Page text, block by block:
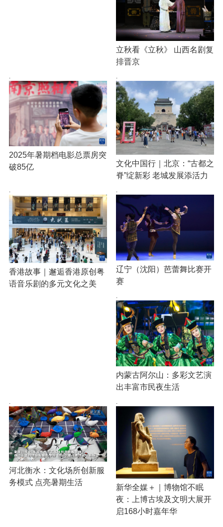
立秋看《立秋》 山西名剧复
排晋京
·
2025年暑期档电影总票房突
破85亿
·
文化中国行｜北京：“古都之
脊”绽新彩 老城发展添活力
·
香港故事｜邂逅香港原创粤
语音乐剧的多元文化之美
·
辽宁（沈阳）芭蕾舞比赛开
赛
·
内蒙古阿尔山：多彩文艺演
出丰富市民夜生活
·
河北衡水：文化场所创新服
务模式 点亮暑期生活
·
新华全媒＋｜博物馆不眠
夜：上博古埃及文明大展开
启168小时嘉年华